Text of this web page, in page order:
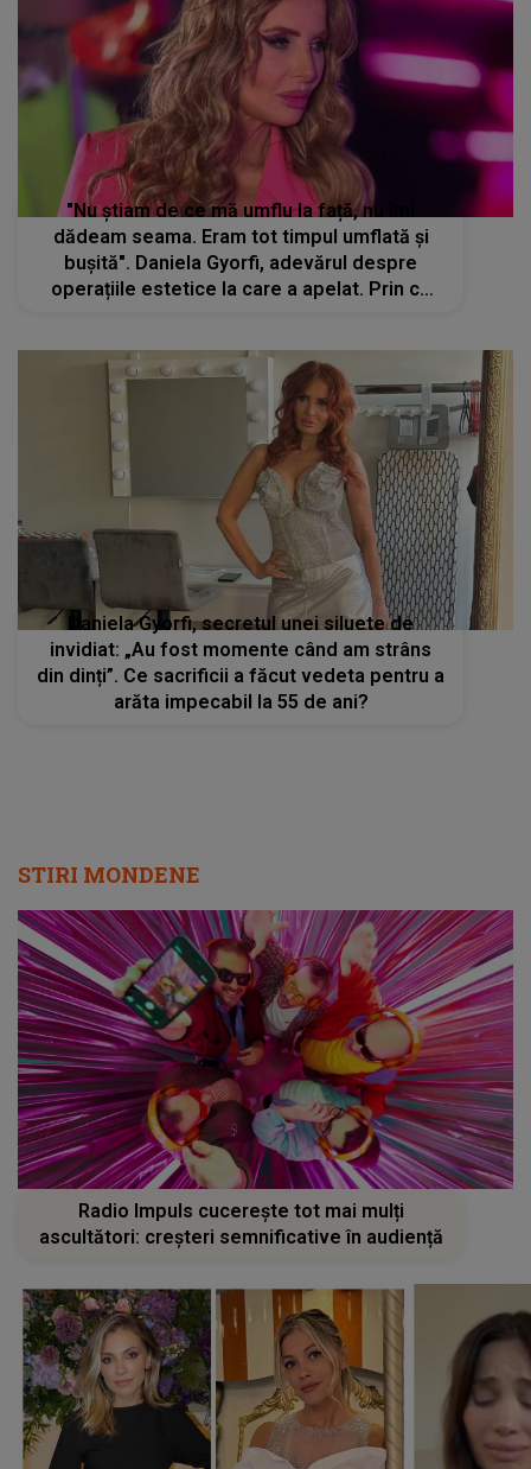
"Nu știam de ce mă umflu la față, nu îmi
dădeam seama. Eram tot timpul umflată și
bușită". Daniela Gyorfi, adevărul despre
operațiile estetice la care a apelat. Prin ce
Daniela Gyorfi, secretul unei siluete de
invidiat: „Au fost momente când am strâns
din dinți”. Ce sacrificii a făcut vedeta pentru a
arăta impecabil la 55 de ani?
STIRI MONDENE
Radio Impuls cucerește tot mai mulți
ascultători: creșteri semnificative în audiență